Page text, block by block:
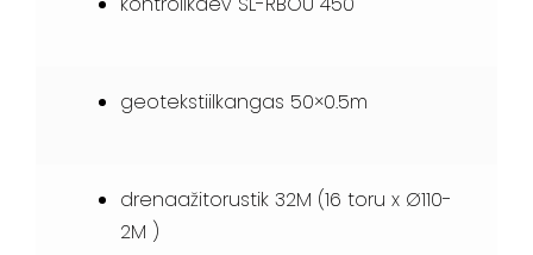
geotekstiilkangas 50×0.5m
drenaažitorustik 32M (16 toru x Ø110-
2M )